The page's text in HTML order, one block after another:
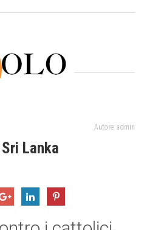
Autore: admin
Lanka